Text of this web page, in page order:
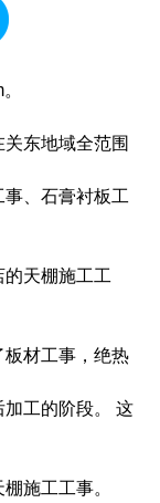
东地域全范围
、石膏衬板工
天棚施工工
材工事，绝热
加工的阶段。 这
施工工事。